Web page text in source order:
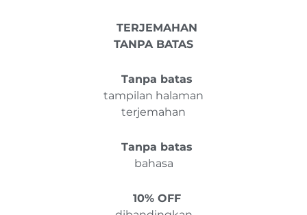
TERJEMAHAN
TANPA BATAS
Tanpa batas
tampilan halaman
terjemahan
Tanpa batas
bahasa
10% OFF